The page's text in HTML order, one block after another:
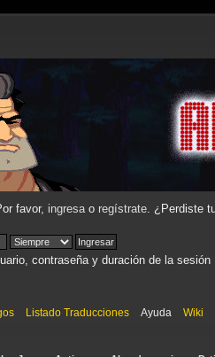
favor, ingresao regístrate. ¿Perdiste
contraseña y duración de la sesión
Listado Traducciones Ayuda Wiki